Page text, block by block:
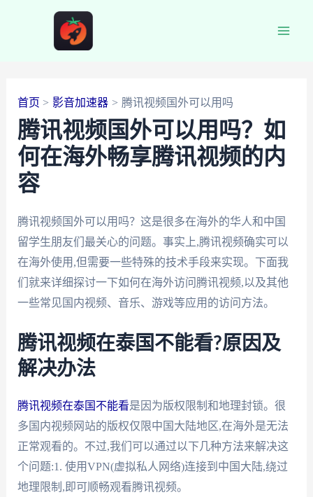
首页 影音加速器 腾讯视频国外可以用吗
腾讯视频国外可以用吗？如
何在海外畅享腾讯视频的内
容
腾讯视频国外可以用吗？这是很多在海外的华人和中国
留学生朋友们最关心的问题。事实上,腾讯视频确实可以
在海外使用,但需要一些特殊的技术手段来实现。下面我
们就来详细探讨一下如何在海外访问腾讯视频,以及其他
一些常见国内视频、音乐、游戏等应用的访问方法。
腾讯视频在泰国不能看?原因及
解决办法
腾讯视频在泰国不能看是因为版权限制和地理封锁。很
多国内视频网站的版权仅限中国大陆地区,在海外是无法
正常观看的。不过,我们可以通过以下几种方法来解决这
个问题:1. 使用VPN(虚拟私人网络)连接到中国大陆,绕过
地理限制,即可顺畅观看腾讯视频。